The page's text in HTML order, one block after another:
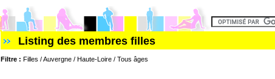
Listing des membres filles
Filtre : Filles / Auvergne / Haute-Loire / Tous âges